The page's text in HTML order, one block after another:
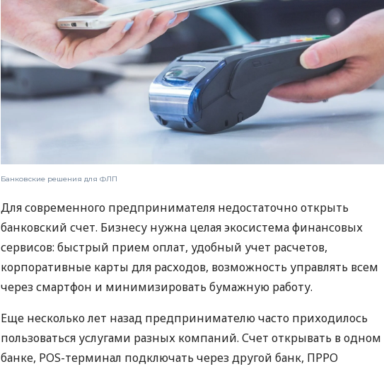
Банковские решения для ФЛП
Для современного предпринимателя недостаточно открыть
банковский счет. Бизнесу нужна целая экосистема финансовых
сервисов: быстрый прием оплат, удобный учет расчетов,
корпоративные карты для расходов, возможность управлять всем
через смартфон и минимизировать бумажную работу.
Еще несколько лет назад предпринимателю часто приходилось
пользоваться услугами разных компаний. Счет открывать в одном
банке, POS-терминал подключать через другой банк, ПРРО